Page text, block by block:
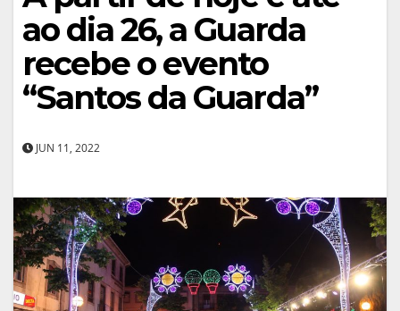
ao dia 26, a Guarda
recebe o evento
“Santos da Guarda”
JUN 11, 2022